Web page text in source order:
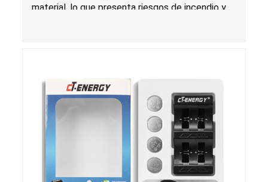
material, lo que presenta riesgos de incendio y